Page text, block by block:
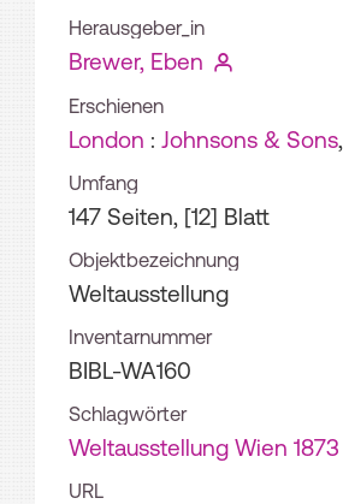
Herausgeber_in
Brewer, Eben
Erschienen
London : Johnsons & Sons,
Umfang
147 Seiten, [12] Blatt
Objektbezeichnung
Weltausstellung
Inventarnummer
BIBL-WA160
Schlagwörter
Weltausstellung Wien 1873
URL